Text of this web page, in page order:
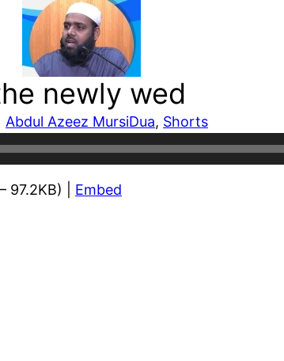
newly wed
Abdul Azeez MursiDua, Shorts
97.2KB) | Embed